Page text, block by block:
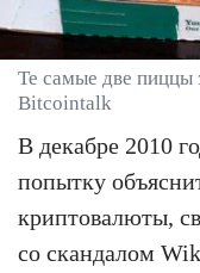
Те самые две пиццы
Bitcointalk
В декабре 2010
попытку
криптовалюты,
со скандалом